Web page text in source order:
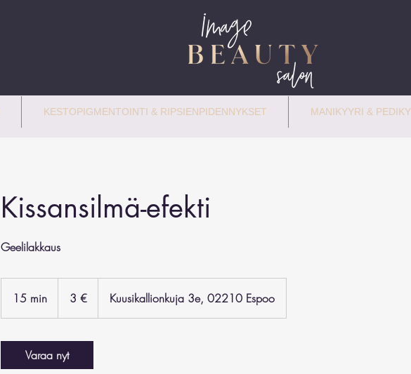
KESTOPIGMENTOINTI & RIPSIENPIDENNYKSET MANIKYYRI &
Kissansilmä-efekti
Geelilakkaus
15 min
5
n
3 € Kuusikallionkuja 3e, 02210 Espoo
Varaa nyt